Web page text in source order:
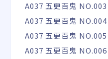
A037 五更百鬼
A037 五更百鬼
A037 五更百鬼
A037 五更百鬼